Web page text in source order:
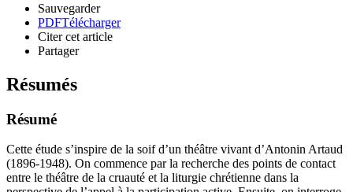
Sauvegarder
PDFTélécharger
Citer cet article
Partager
Résumés
Résumé
Cette étude s’inspire de la soif d’un théâtre vivant d’Antonin Artaud
(1896-1948). On commence par la recherche des points de contact
entre le théâtre de la cruauté et la liturgie chrétienne dans la